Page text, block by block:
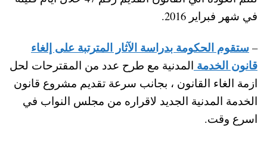
في شهر فبراير 2016.
– ستقوم الحكومة بدراسة الآثار المترتبة على إلغاء
قانون الخدمة المدنية مع طرح عدد من المقترحات لحل
ازمة الغاء القانون ، بجانب سرعة تقديم مشروع قانون
الخدمة المدنية الجديد لاقراره من مجلس النواب في
اسرع وقت.